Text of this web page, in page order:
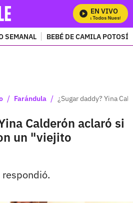
EN VIVO
Mira Todos Nuestros
SEMANAL BEBÉ DE CAMILA POTOSÍ
/ Farándula / ¿Sugar daddy? Yina
Calderón aclaró si
un "viejito